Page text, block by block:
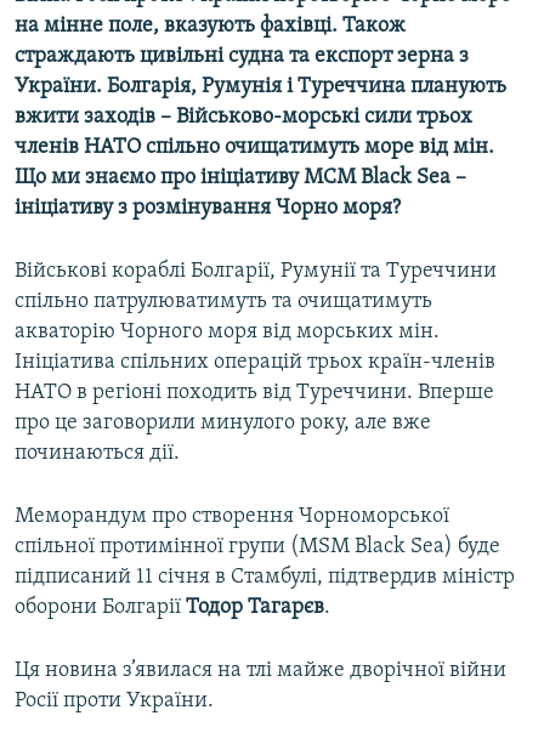
Усі сайти RFE/RL
на мінне поле, вказують фахівці. Також
страждають цивільні судна та експорт зерна з
України. Болгарія, Румунія і Туреччина планують
вжити заходів – Військово-морські сили трьох
членів НАТО спільно очищатимуть море від мін.
Що ми знаємо про ініціативу MCM Black Sea –
ініціативу з розмінування Чорно моря?
Військові кораблі Болгарії, Румунії та Туреччини
спільно патрулюватимуть та очищатимуть
акваторію Чорного моря від морських мін.
Ініціатива спільних операцій трьох країн-членів
НАТО в регіоні походить від Туреччини. Вперше
про це заговорили минулого року, але вже
починаються дії.
Меморандум про створення Чорноморської
спільної протимінної групи (MSM Black Sea) буде
підписаний 11 січня в Стамбулі, підтвердив міністр
оборони Болгарії Тодор Тагарєв.
Ця новина з’явилася на тлі майже дворічної війни
Росії проти України.